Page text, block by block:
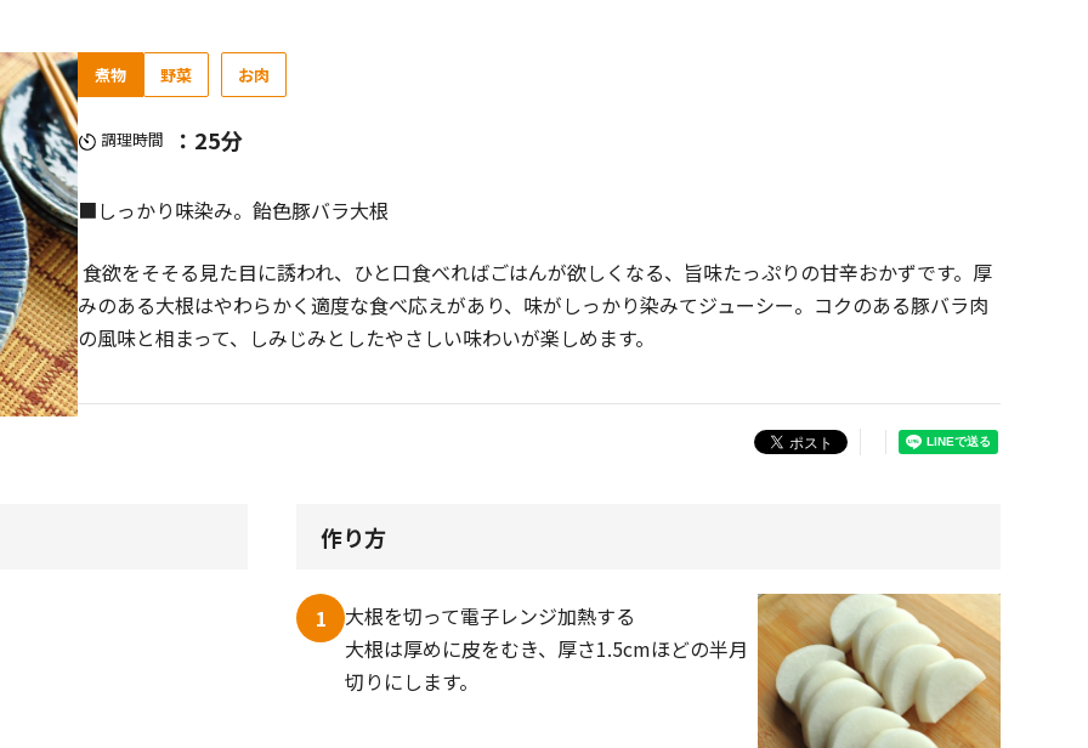
煮物 野菜 お肉
調理時間 ：25分
■しっかり味染み。飴色豚バラ大根
食欲をそそる見た目に誘われ、ひと口食べればごはんが欲しくなる、旨味たっぷりの甘辛おかずです。厚
みのある大根はやわらかく適度な食べ応えがあり、味がしっかり染みてジューシー。コクのある豚バラ肉
の風味と相まって、しみじみとしたやさしい味わいが楽しめます。
作り方
1
大根を切って電子レンジ加熱する
大根は厚めに皮をむき、厚さ1.5cmほどの半月
切りにします。